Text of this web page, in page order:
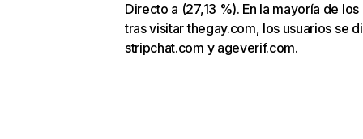
Directo a (27,13 %). En la mayoría de los
tras visitar thegay.com, los usuarios se
stripchat.com y ageverif.com.